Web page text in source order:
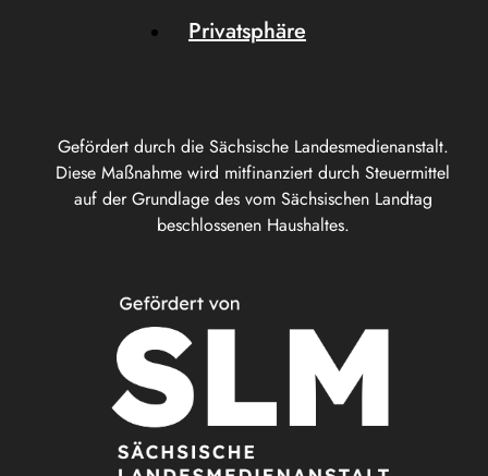
Gefördert durch die Sächsische Landesmedienanstalt.
Diese Maßnahme wird mitfinanziert durch Steuermittel
auf der Grundlage des vom Sächsischen Landtag
beschlossenen Haushaltes.
Privatsphäre